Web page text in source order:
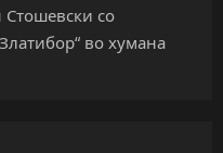
со
во хумана